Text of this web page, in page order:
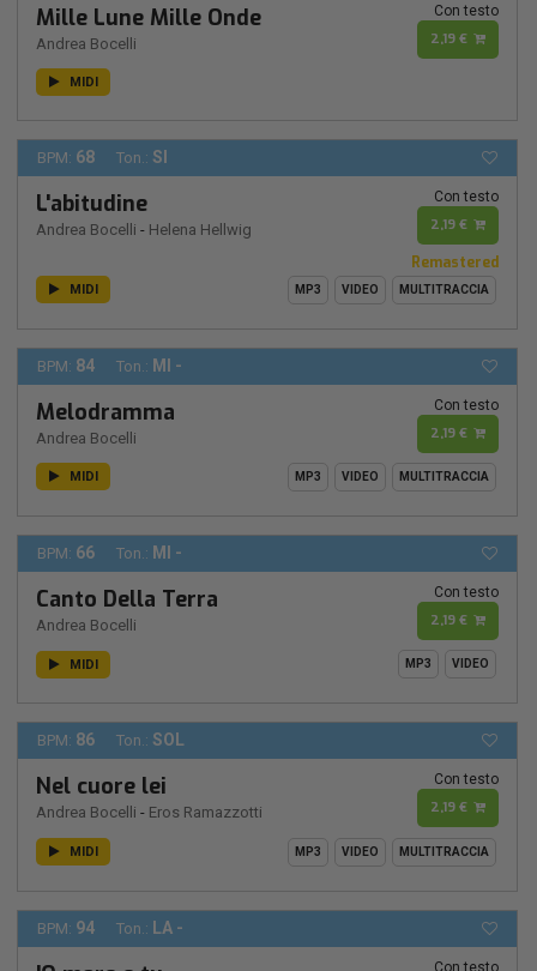
Mille Lune Mille Onde
Andrea Bocelli
Con testo
2,19 €
MIDI
BPM: 68 Ton.: SI
L'abitudine
Andrea Bocelli - Helena Hellwig
Con testo
2,19 €
Remastered
MIDI MP3 VIDEO MULTITRACCIA
BPM: 84 Ton.: MI -
Melodramma
Andrea Bocelli
Con testo
2,19 €
MIDI MP3 VIDEO MULTITRACCIA
BPM: 66 Ton.: MI -
Canto Della Terra
Andrea Bocelli
Con testo
2,19 €
MIDI MP3 VIDEO
BPM: 86 Ton.: SOL
Nel cuore lei
Andrea Bocelli - Eros Ramazzotti
Con testo
2,19 €
MIDI MP3 VIDEO MULTITRACCIA
BPM: 94 Ton.: LA -
Con testo